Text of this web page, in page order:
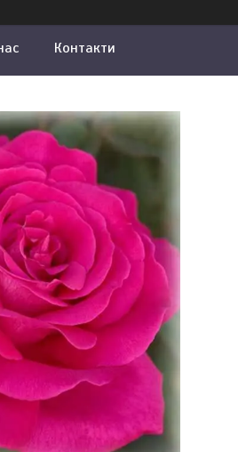
Контакти